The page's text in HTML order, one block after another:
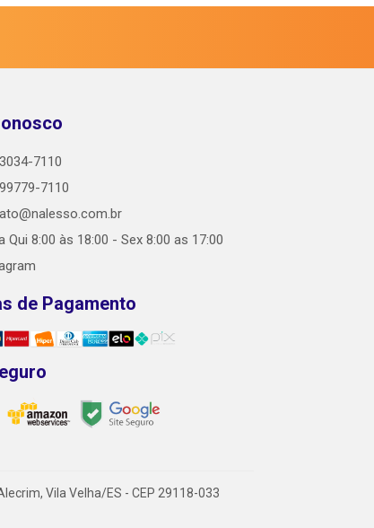
7110
7110
Qui 8:00 às 18:00 - Sex 8:00 as 17:00
de Pagamento
Vila Velha/ES - CEP 29118-033